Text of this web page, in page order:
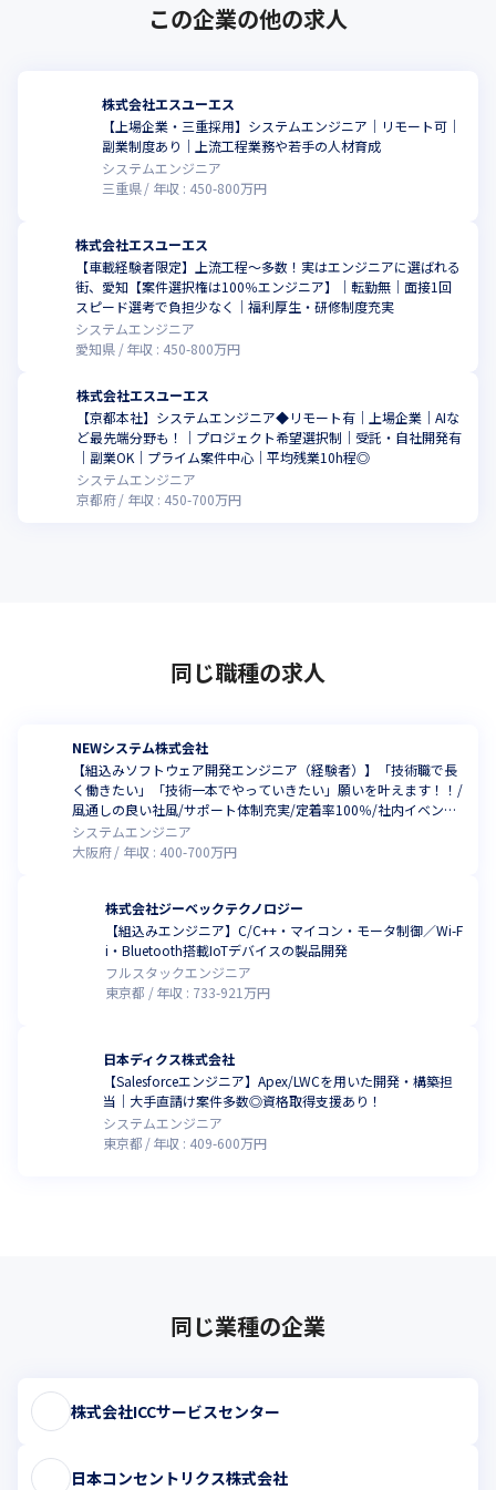
この企業の他の求人
株式会社エスユーエス
【上場企業・三重採用】システムエンジニア│リモート可│
副業制度あり│上流工程業務や若手の人材育成
システムエンジニア
三重県
年収 : 450-800万円
株式会社エスユーエス
【車載経験者限定】上流工程～多数！実はエンジニアに選ばれる
街、愛知【案件選択権は100％エンジニア】│転勤無│面接1回
スピード選考で負担少なく│福利厚生・研修制度充実
システムエンジニア
愛知県
年収 : 450-800万円
株式会社エスユーエス
【京都本社】システムエンジニア◆リモート有｜上場企業｜AIな
ど最先端分野も！｜プロジェクト希望選択制｜受託・自社開発有
｜副業OK｜プライム案件中心｜平均残業10h程◎
システムエンジニア
京都府
年収 : 450-700万円
同じ職種の求人
NEWシステム株式会社
【組込みソフトウェア開発エンジニア（経験者）】「技術職で長
く働きたい」「技術一本でやっていきたい」願いを叶えます！！/
風通しの良い社風/サポート体制充実/定着率100％/社内イベント
充実
システムエンジニア
大阪府
年収 : 400-700万円
株式会社ジーベックテクノロジー
【組込みエンジニア】C/C++・マイコン・モータ制御／Wi-F
i・Bluetooth搭載IoTデバイスの製品開発
フルスタックエンジニア
東京都
年収 : 733-921 万円
日本ディクス株式会社
【Salesforceエンジニア】Apex/LWCを用いた開発・構築担
当｜大手直請け案件多数◎資格取得支援あり！
システムエンジニア
東京都
年収 : 409-600万円
同じ業種の企業
株式会社ICCサービスセンター
日本コンセントリクス株式会社